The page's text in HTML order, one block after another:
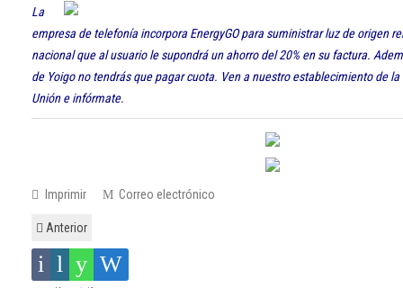
La
empresa de telefonía incorpora EnergyGO para suministrar luz de origen
nacional que al usuario le supondrá un ahorro del 20% en su factura.
de Yoigo no tendrás que pagar cuota. Ven a nuestro establecimiento de
Unión e infórmate.
Imprimir Correo electrónico
Anterior